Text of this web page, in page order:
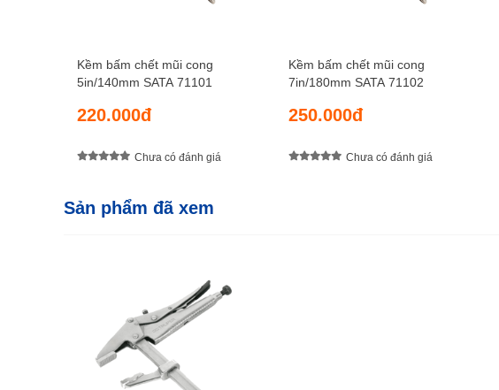
Kềm bấm chết mũi cong
5in/140mm SATA 71101
220.000đ
Chưa có đánh giá
Kềm bấm chết mũi cong
7in/180mm SATA 71102
250.000đ
Chưa có đánh giá
Sản phẩm đã xem